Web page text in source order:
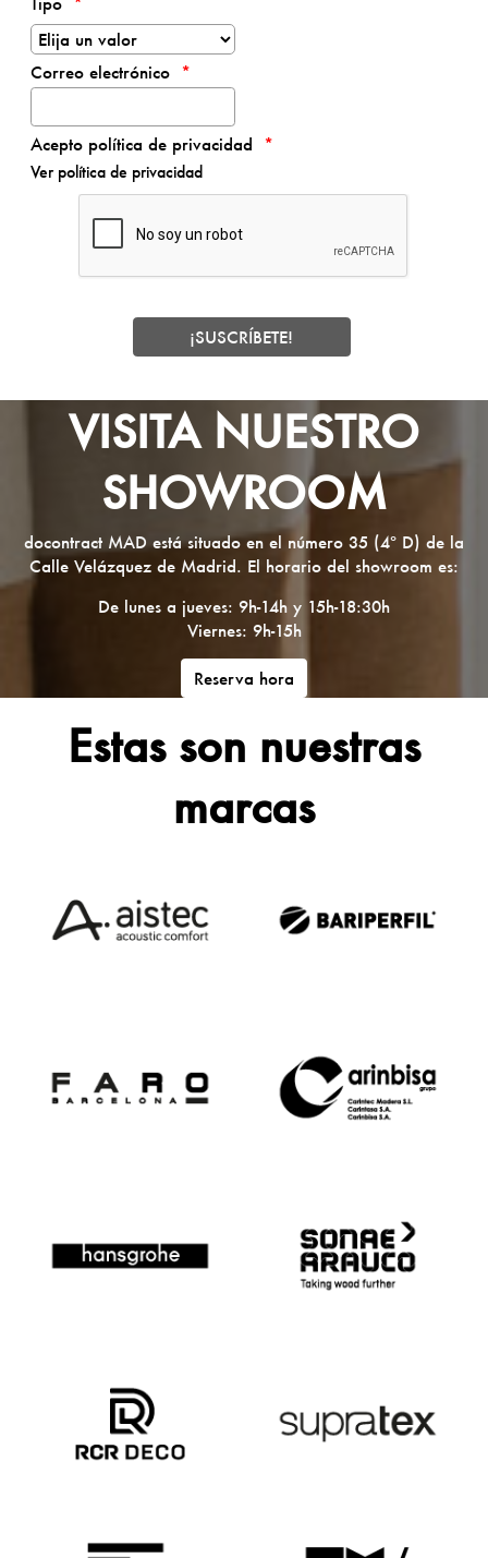
Correo electrónico
Acepto política de privacidad
Ver política de privacidad
VISITA NUESTRO
SHOWROOM
docontract MAD está situado en el número 35 (4º D) de la
Calle Velázquez de Madrid. El horario del showroom es:
De lunes a jueves: 9h-14h y 15h-18:30h
Viernes: 9h-15h
Reserva hora
Estas son nuestras
marcas